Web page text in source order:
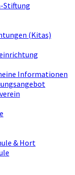
Stiftung
(Kitas)
Informationen
& Hort